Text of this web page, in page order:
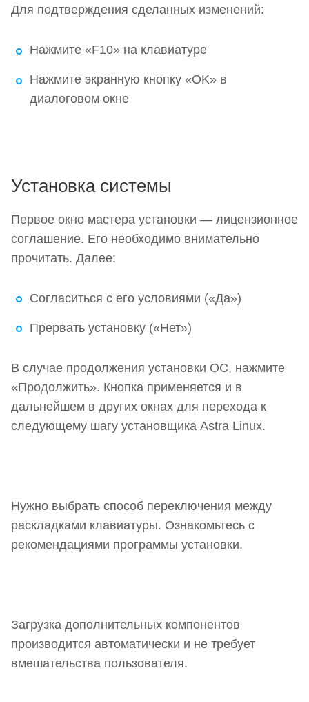
Для подтверждения сделанных изменений:
Нажмите «F10» на клавиатуре
Нажмите экранную кнопку «OK» в
диалоговом окне
Установка системы
Первое окно мастера установки — лицензионное
соглашение. Его необходимо внимательно
прочитать. Далее:
Согласиться с его условиями («Да»)
Прервать установку («Нет»)
В случае продолжения установки ОС, нажмите
«Продолжить». Кнопка применяется и в
дальнейшем в других окнах для перехода к
следующему шагу установщика Astra Linux.
Нужно выбрать способ переключения между
раскладками клавиатуры. Ознакомьтесь с
рекомендациями программы установки.
Загрузка дополнительных компонентов
производится автоматически и не требует
вмешательства пользователя.